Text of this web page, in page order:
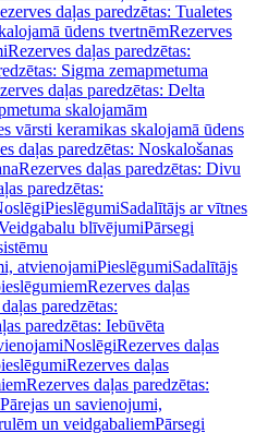
daļas paredzētas: Tualetes
ūdens tvertnēmRezerves
Rezerves daļas paredzētas:
Sigma zemapmetuma
daļas paredzētas: Delta
skalojamām
vārsti keramikas skalojamā ūdens
daļas paredzētas: Noskalošanas
Rezerves daļas paredzētas: Divu
paredzētas:
PieslēgumiSadalītājs ar vītnes
blīvējumiPārsegi
atvienojamiPieslēgumiSadalītājs
Rezerves daļas
paredzētas:
paredzētas: Iebūvēta
NoslēgiRezerves daļas
Rezerves daļas
Rezerves daļas paredzētas:
Pārejas un savienojumi,
un veidgabaliemPārsegi